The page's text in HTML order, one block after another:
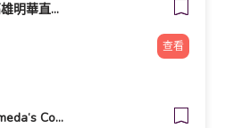
Live互動美語高雄明華直營校(國中部)
查看
客美多咖啡 Komeda‘s Coffee - 台南小北店